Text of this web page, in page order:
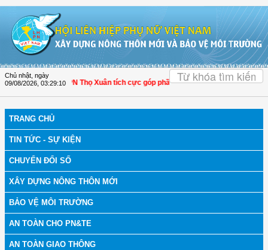
Chủ nhật, ngày
09/08/2026 03:29:11
Hóa: Hội LHPN Thọ Xuân tích cực góp phần nâng cao tỷ lệ người dân tham
TRANG CHỦ
TIN TỨC - SỰ KIỆN
CHUYỂN ĐỔI SỐ
XÂY DỰNG NÔNG THÔN MỚI
BẢO VỆ MÔI TRƯỜNG
AN TOÀN CHO PN&TE
AN TOÀN GIAO THÔNG
OK